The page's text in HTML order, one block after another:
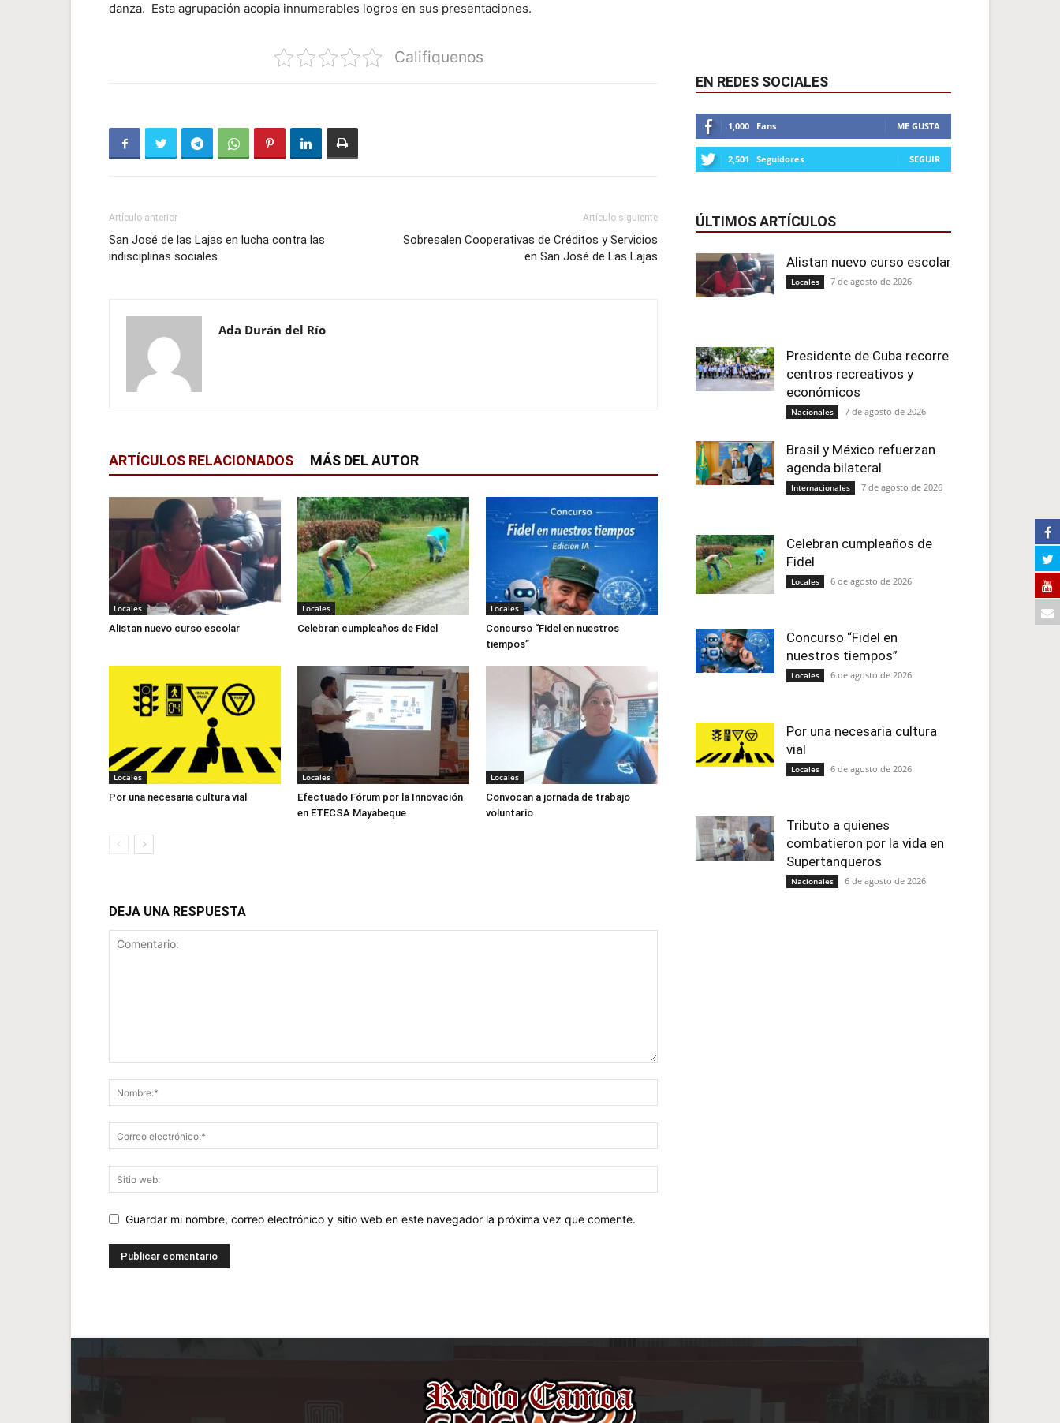
danza. Esta agrupación acopia innumerables logros en sus presentaciones.
Califiquenos
Artículo anterior
San José de las Lajas en lucha contra las
indisciplinas sociales
Artículo siguiente
Sobresalen Cooperativas de Créditos y Servicios
en San José de Las Lajas
Ada Durán del Río
ARTÍCULOS RELACIONADOS MÁS DEL AUTOR
Locales
Alistan nuevo curso escolar
Locales
Celebran cumpleaños de Fidel
Locales
Concurso “Fidel en nuestros
tiempos”
Locales
Por una necesaria cultura vial
Locales
Efectuado Fórum por la Innovación
en ETECSA Mayabeque
Locales
Convocan a jornada de trabajo
voluntario
DEJA UNA RESPUESTA
Guardar mi nombre, correo electrónico y sitio web en este navegador la próxima vez que comente.
EN REDES SOCIALES
1,000 Fans ME GUSTA
2,501 Seguidores SEGUIR
ÚLTIMOS ARTÍCULOS
Alistan nuevo curso escolar
Locales 7 de agosto de 2026
Presidente de Cuba recorre
centros recreativos y
económicos
Nacionales 7 de agosto de 2026
Brasil y México refuerzan
agenda bilateral
Internacionales 7 de agosto de 2026
Celebran cumpleaños de
Fidel
Locales 6 de agosto de 2026
Concurso “Fidel en
nuestros tiempos”
Locales 6 de agosto de 2026
Por una necesaria cultura
vial
Locales 6 de agosto de 2026
Tributo a quienes
combatieron por la vida en
Supertanqueros
Nacionales 6 de agosto de 2026